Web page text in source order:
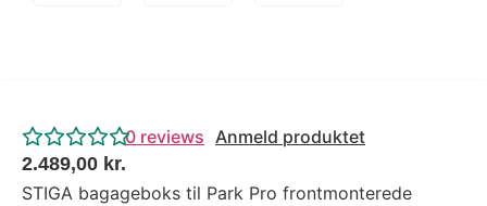
0 reviews Anmeld produktet
2.489,00 kr.
STIGA bagageboks til Park Pro frontmonterede